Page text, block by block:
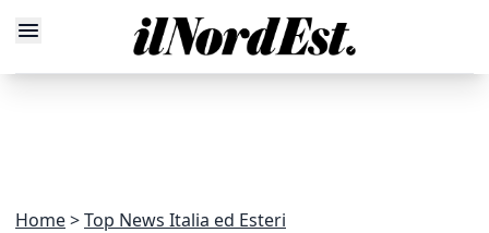
Home Top News Italia ed Esteri